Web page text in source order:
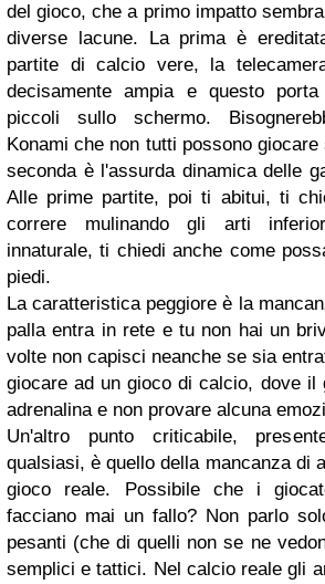
del gioco, che a primo impatto
diverse lacune. La prima è
partite di calcio vere, la
decisamente ampia e questo
piccoli sullo schermo.
Konami che non tutti possono
seconda è l'assurda dinamica delle
Alle prime partite, poi ti abitui, ti
correre mulinando gli arti
innaturale, ti chiedi anche come
piedi.
La caratteristica peggiore è la
palla entra in rete e tu non hai un
volte non capisci neanche se sia
giocare ad un gioco di calcio, dove il
adrenalina e non provare alcuna
Un'altro punto criticabile,
qualsiasi, è quello della mancanza di
gioco reale. Possibile che i
facciano mai un fallo? Non parlo
pesanti (che di quelli non se ne
semplici e tattici. Nel calcio reale gli